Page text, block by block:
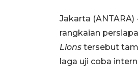
Jakarta
rangkaian
Lions tersebut
laga uji coba